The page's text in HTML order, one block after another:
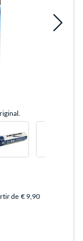
de € 9,90